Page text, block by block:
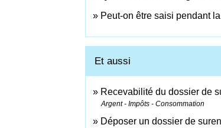
Peut-on être saisi pendant
Et aussi
Recevabilité du dossier de
Argent - Impôts - Consommation
Déposer un dossier de